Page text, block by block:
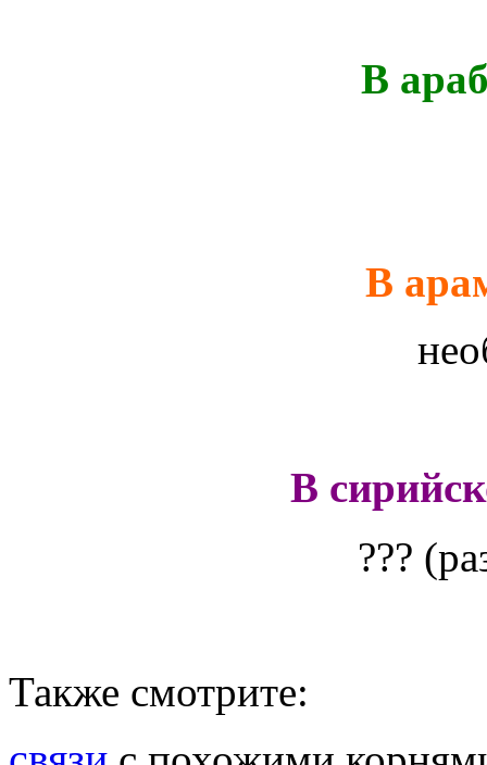
В
В
В
???
Также смотрите: